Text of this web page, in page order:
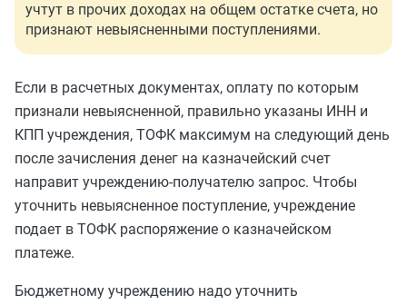
учтут в прочих доходах на общем остатке счета, но
признают невыясненными поступлениями.
Если в расчетных документах, оплату по которым
признали невыясненной, правильно указаны ИНН и
КПП учреждения, ТОФК максимум на следующий день
после зачисления денег на казначейский счет
направит учреждению-получателю запрос. Чтобы
уточнить невыясненное поступление, учреждение
подает в ТОФК распоряжение о казначейском
платеже.
Бюджетному учреждению надо уточнить